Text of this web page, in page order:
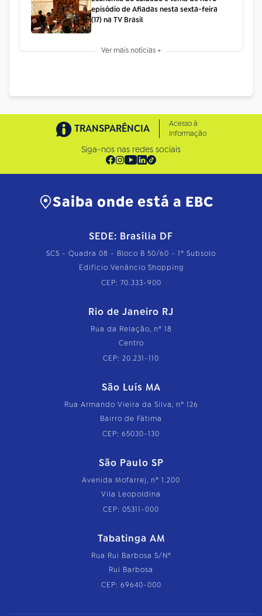
episódio de Afiadas nesta sexta-feira
(17) na TV Brasil
Ver mais notícias +
TRANSPARÊNCIA
Acesso à
Informação
Siga-nos nas redes sociais
Saiba onde está a EBC
SEDE: Brasília DF
SCS - Quadra 08 - Bloco B 50/60 - 1º Subsolo
Edifício Venâncio Shopping
CEP: 70.333-900
Rio de Janeiro RJ
Rua da Relação, nº 18
Centro
CEP: 20.231-110
São Luís MA
Rua Armando Vieira da Silva, nº 126
Bairro de Fátima
CEP: 65030-130
São Paulo SP
Avenida Mofarrej, nº 1.200
Vila Leopoldina
CEP: 05311-000
Tabatinga AM
Rua Rui Barbosa S/Nº
Rui Barbosa
CEP: 69640-000